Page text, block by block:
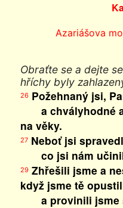
Azariášova
Obraťte se a dejte
hříchy byly
26Požehnaný jsi,
a chvályhodné a
na věky.
27Neboť jsi
co jsi nám
29Zhřešili jsme a
když jsme tě
a provinili jsme